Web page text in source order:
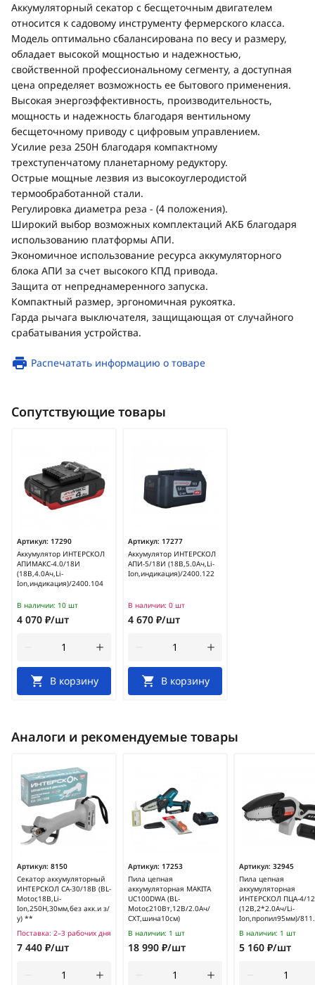
Аккумуляторный секатор с бесщеточным двигателем
относится к садовому инструменту фермерского класса.
Модель оптимально сбалансирована по весу и размеру,
обладает высокой мощностью и надежностью,
свойственной профессиональному сегменту, а доступная
цена определяет возможность ее бытового применения.
Высокая энергоэффективность, производительность,
мощность и надежность благодаря вентильному
бесщеточному приводу с цифровым управлением.
Усилие реза 250Н благодаря компактному
трехступенчатому планетарному редуктору.
Острые мощные лезвия из высокоуглеродистой
термообработанной стали.
Регулировка диаметра реза - (4 положения).
Широкий выбор возможных комплектаций АКБ благодаря
использованию платформы АПИ.
Экономичное использование ресурса аккумуляторного
блока АПИ за счет высокого КПД привода.
Защита от непреднамеренного запуска.
Компактный размер, эргономичная рукоятка.
Гарда рычага выключателя, защищающая от случайного
срабатывания устройства.
Распечатать информацию о товаре
Сопутствующие товары
Артикул: 17290
Аккумулятор ИНТЕРСКОЛ
АПИМАКС-4.0/18И
(18В,4.0Ач,Li-
Ion,индикация)/2400.104
В наличии: 10 шт
4 070 ₽/шт
В корзину
Артикул: 17277
Аккумулятор ИНТЕРСКОЛ
АПИ-5/18И (18В,5.0Ач,Li-
Ion,индикация)/2400.122
В наличии: 0 шт
4 670 ₽/шт
В корзину
Аналоги и рекомендуемые товары
Артикул: 8150
Секатор аккумуляторный
ИНТЕРСКОЛ СА-30/18В (BL-
Motor,18В,Li-
Ion,250Н,30мм,без акк.и з/
у) **
Поставка: 2–3 рабочих дня
7 440 ₽/шт
Артикул: 17253
Пила цепная
аккумуляторная MAKITA
UC100DWA (BL-
Motor,210Вт,12В/2.0Ач/
СXT,шина10см)
В наличии: 1 шт
18 990 ₽/шт
Артикул: 32945
Пила цепная
аккумуляторная
ИНТЕРСКОЛ ПЦА-4/12
(12В,2*2.0Ач/Li-
Ion,пропил95мм)/
В наличии: 1 шт
5 160 ₽/шт